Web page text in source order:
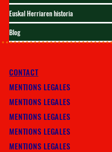
Euskal Herriaren historia
Blog
CONTACT
MENTIONS LEGALES
MENTIONS LEGALES
MENTIONS LEGALES
MENTIONS LEGALES
MENTIONS LEGALES